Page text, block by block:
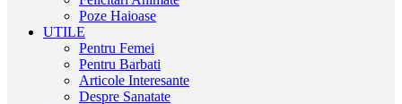
Poze Haioase
UTILE
Pentru Femei
Pentru Barbati
Articole Interesante
Despre Sanatate